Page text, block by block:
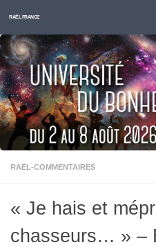
Skip to content
RAËL FRANCE
RAËL-COMMENTAIRES
« Je hais et
chasseurs… » –